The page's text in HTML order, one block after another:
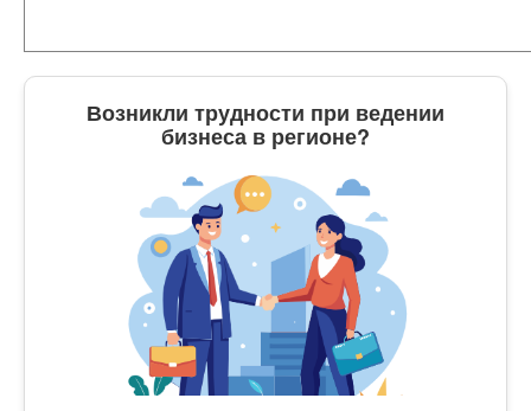
Возникли трудности при ведении
бизнеса в регионе?